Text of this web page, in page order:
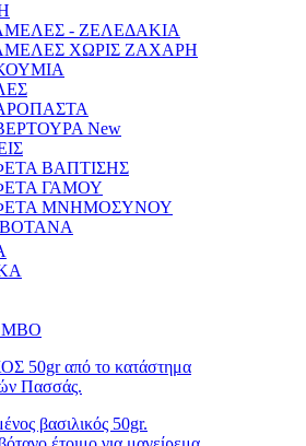
- ΖΕΛΕΔΑΚΙΑ
ΧΩΡΙΣ ΖΑΧΑΡΗ
New
ΒΑΠΤΙΣΗΣ
ΓΑΜΟΥ
ΜΝΗΜΟΣΥΝΟΥ